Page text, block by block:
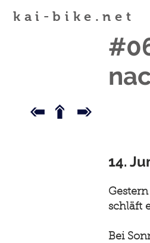
kai-bike.net
14.
schläft
Bei